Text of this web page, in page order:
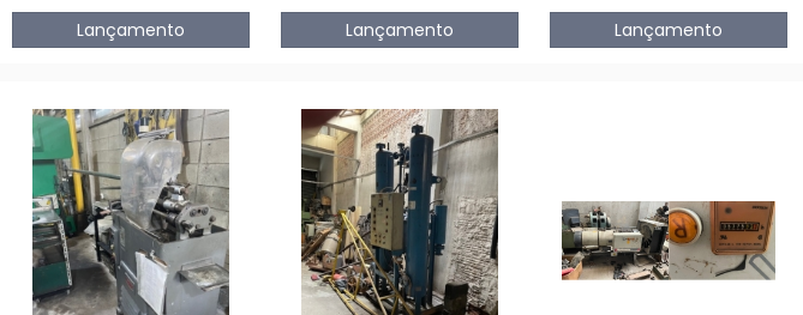
Lançamento Lançamento Lançamento